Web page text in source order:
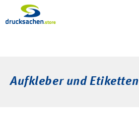
Aufkleber und Etiketten